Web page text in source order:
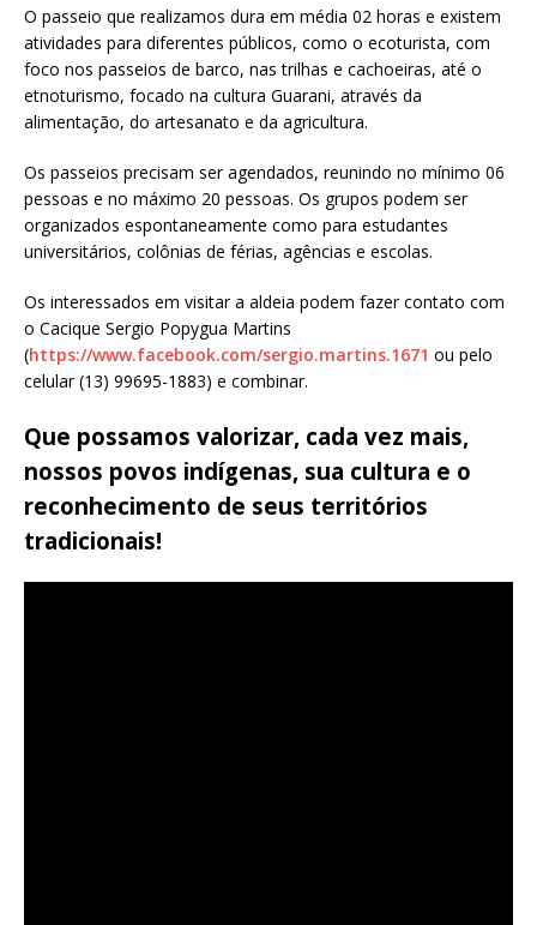
O passeio que realizamos dura em média 02 horas e existem
atividades para diferentes públicos, como o ecoturista, com
foco nos passeios de barco, nas trilhas e cachoeiras, até o
etnoturismo, focado na cultura Guarani, através da
alimentação, do artesanato e da agricultura.
Os passeios precisam ser agendados, reunindo no mínimo 06
pessoas e no máximo 20 pessoas. Os grupos podem ser
organizados espontaneamente como para estudantes
universitários, colônias de férias, agências e escolas.
Os interessados em visitar a aldeia podem fazer contato com
o Cacique Sergio Popygua Martins
(https://www.facebook.com/sergio.martins.1671 ou pelo
celular (13) 99695-1883) e combinar.
Que possamos valorizar, cada vez mais,
nossos povos indígenas, sua cultura e o
reconhecimento de seus territórios
tradicionais!